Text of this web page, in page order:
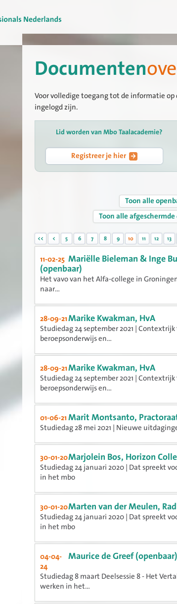
Documenten
Voor volledige toegang tot de informatie
ingelogd zijn.
Lid worden van Mbo Taalacademie?
Registreer je hier
Toon alle
Toon alle
<< < 5 6 7 8 9 10 11 12 13
11-02-25 Mariëlle Bieleman & Inge
(openbaar)
Het vavo van het Alfa-college in
naar...
28-09-21Marike Kwakman, HvA
Studiedag 24 september 2021 |
beroepsonderwijs en...
28-09-21Marike Kwakman, HvA
Studiedag 24 september 2021 |
beroepsonderwijs en...
01-06-21 Marit Montsanto,
Studiedag 28 mei 2021 | Nieuwe
30-01-20Marjolein Bos, Horizon
Studiedag 24 januari 2020 | Dat spreekt
in het mbo
30-01-20Marten van der Meulen,
Studiedag 24 januari 2020 | Dat spreekt
in het mbo
04-04-
24
Maurice de Greef (openbaar)
Studiedag 8 maart Deelsessie 8 - Het
werken in het...